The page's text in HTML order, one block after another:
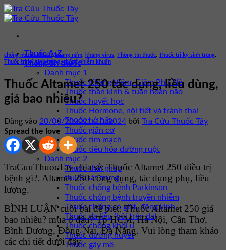
Bỏ
qua
dung
Thuốc A-Z
Thông tin thuốc
Danh mục 1
Thuốc Kháng Viêm, Giảm Phù Nề
Thuốc thần kinh & tuần hoàn não
Thuốc huyết học
Thuốc Hormone, nội tiết và tránh thai
Thuốc hô hấp
Thuốc giãn cơ
Thuốc tim mạch
Thuốc tiêu hóa đường ruột
Danh mục 2
Thuốc thải ghép
thuốc sát trùng
Thuốc chống bệnh Parkinson
Thuốc chống bệnh truyền nhiễm
Thuốc chống co giật, động kinh
Thuốc da liễu (bôi trên da)
Thuốc chống khối u
Thuốc đường huyết
Thuốc gây mê
chống nhiễm khuẩn,kháng nấm kháng virus Thông tin thuốc Thuốc trị ký sinh trùng
Thuốc trị ký sinh trùng, chống nhiễm khuẩn
Thuốc Altamet 250 tác dụng, liều dùng,
giá bao nhiêu?
Đăng vào 20/08/202021/10/2024 bởi Tra Cứu Thuốc Tây
Spread the love
TraCuuThuocTay chia sẻ: Thuốc Altamet 250 điều trị
bệnh gì?. Altamet 250 công dụng, tác dụng phụ, liều
lượng.
BÌNH LUẬN cuối bài để biết: Thuốc Altamet 250 giá
bao nhiêu? mua ở đâu? Tp HCM, Hà Nội, Cần Thơ,
Bình Dương, Đồng Nai, Đà Nẵng. Vui lòng tham khảo
các chi tiết dưới đây.